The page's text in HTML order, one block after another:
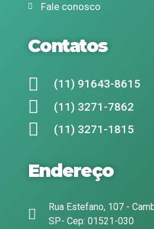
Fale conosco
Contatos
(11) 91643-8615
(11) 3271-7862
(11) 3271-1815
Endereço
Rua Estefano, 107 -
SP- Cep: 01521-030